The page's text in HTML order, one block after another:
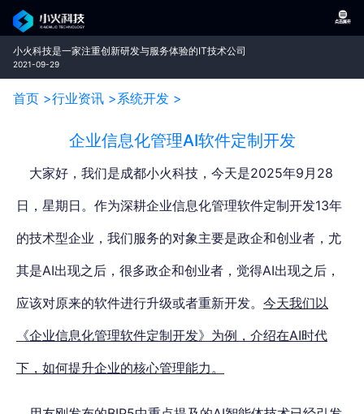
小火科技是一家注重创新研发与服务体验的IT技术公司
2021-09-29
首页 >行业资讯 >系统开发 >
企业信息化管理AI软件定制开发
大家好，我们是成都小火科技，今天是2025年9月28
日，星期日。作为深耕企业信息化管理软件定制开发13年
的技术型企业， 我们服务的对象主要是政企和创业者，尤
其是AI出现之后，很多政企和创业者，觉得AI出现之后，
应该对原来的软件进行升级或者重新开发。 今天我们以
《企业信息化管理软件定制开发》为例，介绍在AI时代
下，如何提升企业的核心管理能力。